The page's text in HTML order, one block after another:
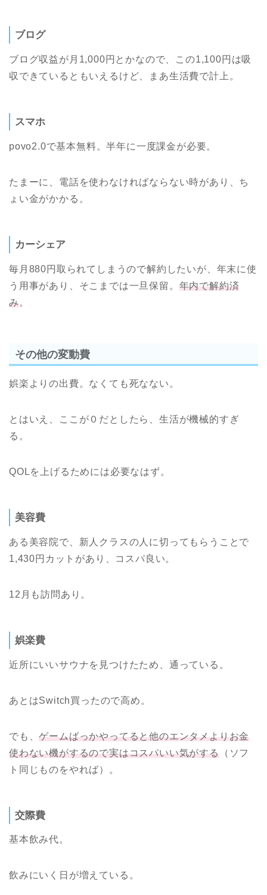
ブログ
ブログ収益が月1,000円とかなので、この1,100円は吸
収できているともいえるけど、まあ生活費で計上。
スマホ
povo2.0で基本無料。半年に一度課金が必要。
たまーに、電話を使わなければならない時があり、ち
ょい金がかかる。
カーシェア
毎月880円取られてしまうので解約したいが、年末に使
う用事があり、そこまでは一旦保留。 年内で解約済
み。
その他の変動費
娯楽よりの出費。なくても死なない。
とはいえ、ここが０だとしたら、生活が機械的すぎ
る。
QOLを上げるためには必要なはず。
美容費
ある美容院で、新人クラスの人に切ってもらうことで
1,430円カットがあり、コスパ良い。
12月も訪問あり。
娯楽費
近所にいいサウナを見つけたため、通っている。
あとはSwitch買ったので高め。
でも、ゲームばっかやってると他のエンタメよりお金
使わない機がするので実はコスパいい気がする（ソフ
ト同じものをやれば）。
交際費
基本飲み代。
飲みにいく日が増えている。